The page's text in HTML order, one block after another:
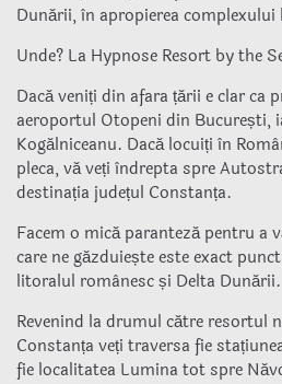
Dunării, în apropierea
Unde? La Hypnose Resort by the
Dacă veniți din afara țării e clar ca
aeroportul Otopeni din București,
Kogălniceanu. Dacă locuiți în
pleca, vă veți îndrepta spre
destinația județul Constanța.
Facem o mică paranteză pentru a
care ne găzduiește este exact
litoralul românesc și Delta Dunării.
Revenind la drumul către resortul
Constanța veți traversa fie
fie localitatea Lumina tot spre